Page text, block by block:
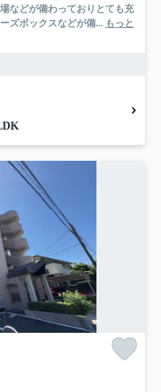
などが備わっておりとても充
ズボックスなどが備... もっと